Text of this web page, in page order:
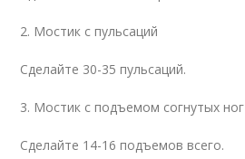
2. Мостик с пульсаций
Сделайте 30-35 пульсаций.
3. Мостик с подъемом согнутых ног
Сделайте 14-16 подъемов всего.